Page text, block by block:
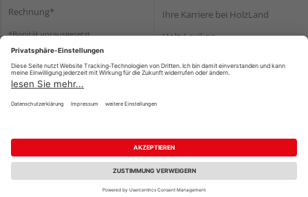
Rechnung*
*Bonität vorausgesetzt
Ihre Karriere bei HolzLand
Holz-Lexikon
Impressum Datenschutz
Nutzungsbedingungen
Barrierefreiheitserklärung
Vertrag widerrufen